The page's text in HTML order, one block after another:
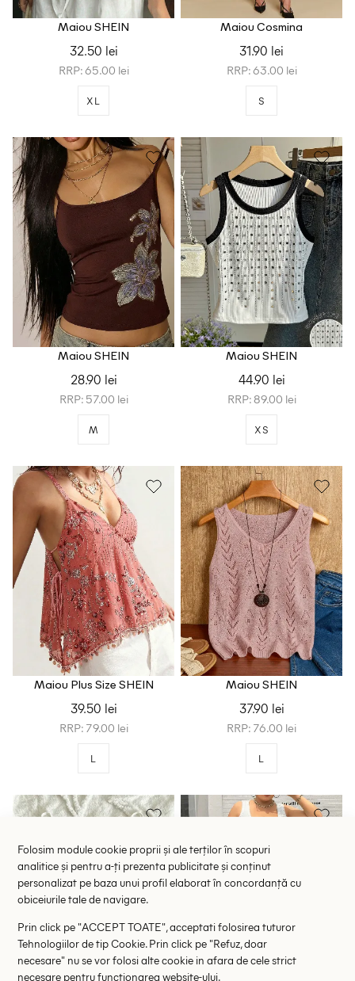
Maiou SHEIN
32.50 lei
RRP: 65.00 lei
XL
Maiou Cosmina
31.90 lei
RRP: 63.00 lei
S
Maiou SHEIN
28.90 lei
RRP: 57.00 lei
M
Maiou SHEIN
44.90 lei
RRP: 89.00 lei
XS
Maiou Plus Size SHEIN
39.50 lei
RRP: 79.00 lei
L
Maiou SHEIN
37.90 lei
RRP: 76.00 lei
L
Folosim module cookie proprii și ale terților în scopuri
analitice și pentru a-ți prezenta publicitate și conținut
personalizat pe baza unui profil elaborat în concordanță cu
obiceiurile tale de navigare.
Prin click pe "ACCEPT TOATE", acceptati folosirea tuturor
Tehnologiilor de tip Cookie. Prin click pe "Refuz, doar
necesare" nu se vor folosi alte cookie in afara de cele strict
necesare pentru functionarea website-ului.